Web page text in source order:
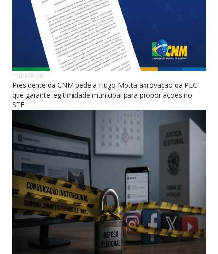
14/07/2026
Presidente da CNM pede a Hugo Motta aprovação da PEC
que garante legitimidade municipal para propor ações no
STF